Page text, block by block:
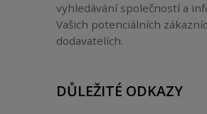
vyhledávání společností a
Vašich potenciálních
dodavatelích.
DŮLEŽITÉ ODKAZY